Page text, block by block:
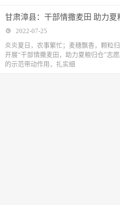
甘肃漳县：干部情撒麦田 助力夏
2022-07-25
炎炎夏日，农事繁忙；麦穗飘香，颗粒
开展“干部情撒麦田，助力夏粮归仓”志
的示范带动作用，扎实细